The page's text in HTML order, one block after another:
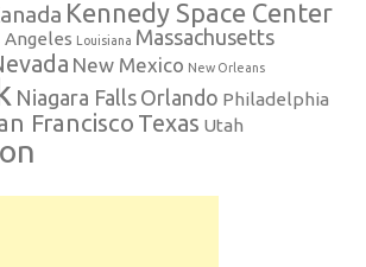
Kennedy Space Center
Angeles Louisiana Massachusetts
New Mexico New Orleans
Niagara Falls Orlando Philadelphia
Francisco Texas Utah